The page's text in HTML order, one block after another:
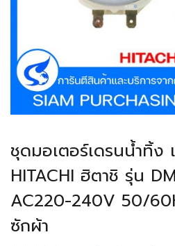
ชุดมอเตอร์เดรนน้ำทิ้ง
HITACHI ฮิตาชิ รุ่น
AC220-240V 50/
ซักผ้า